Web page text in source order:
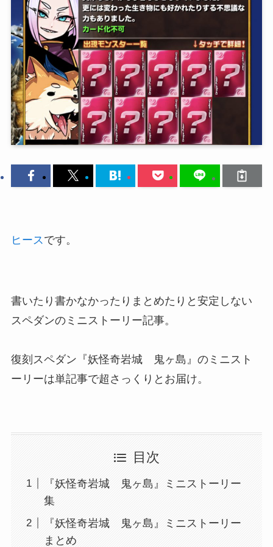
ヒースです。
書いたり書かなかったりまとめたりと安定しない
スペダンのミニストーリー記事。
復刻スペダン『妖怪奇岩城 鬼ヶ島』のミニスト
ーリーは単記事で超さっくりとお届け。
目次
『妖怪奇岩城 鬼ヶ島』ミニストーリー
集
『妖怪奇岩城 鬼ヶ島』ミニストーリー
まとめ